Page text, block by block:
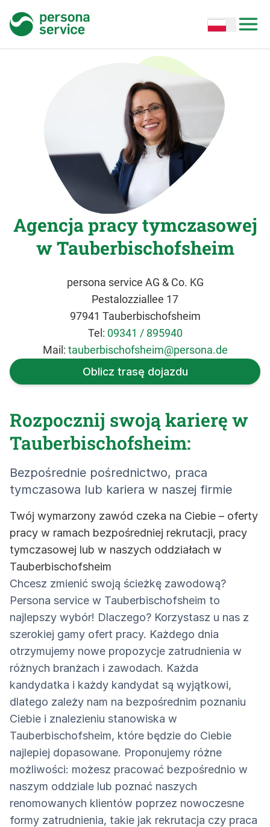
persona service Open options
Agencja pracy tymczasowej
w Tauberbischofsheim
persona service AG & Co. KG
Pestalozziallee 17
97941 Tauberbischofsheim
Tel: 09341 / 895940
Mail: tauberbischofsheim@persona.de
Oblicz trasę dojazdu
Rozpocznij swoją karierę w
Tauberbischofsheim:
Bezpośrednie pośrednictwo, praca
tymczasowa lub kariera w naszej firmie
Twój wymarzony zawód czeka na Ciebie – oferty
pracy w ramach bezpośredniej rekrutacji, pracy
tymczasowej lub w naszych oddziałach w
Tauberbischofsheim
Chcesz zmienić swoją ścieżkę zawodową?
Persona service w Tauberbischofsheim to
najlepszy wybór! Dlaczego? Korzystasz u nas z
szerokiej gamy ofert pracy. Każdego dnia
otrzymujemy nowe propozycje zatrudnienia w
różnych branżach i zawodach. Każda
kandydatka i każdy kandydat są wyjątkowi,
dlatego zależy nam na bezpośrednim poznaniu
Ciebie i znalezieniu stanowiska w
Tauberbischofsheim, które będzie do Ciebie
najlepiej dopasowane. Proponujemy różne
możliwości: możesz pracować bezpośrednio w
naszym oddziale lub poznać naszych
renomowanych klientów poprzez nowoczesne
formy zatrudnienia, takie jak rekrutacja czy praca